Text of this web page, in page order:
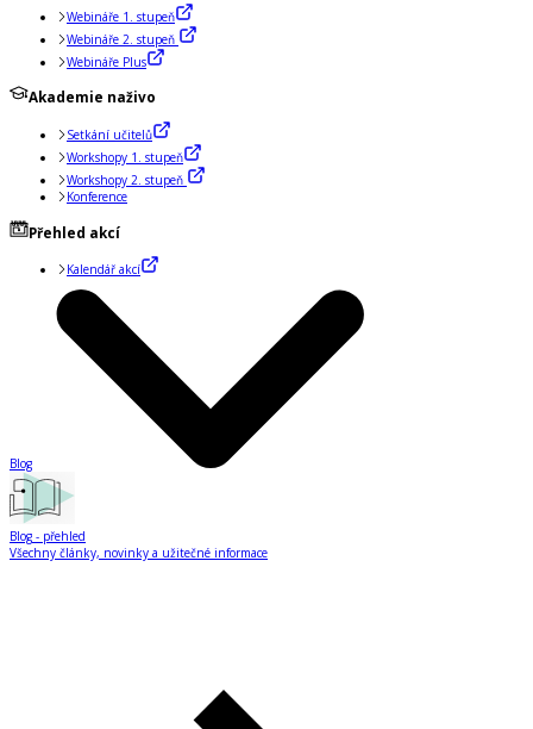
Webináře 1. stupeň
Webináře 2. stupeň
Webináře Plus
Akademie naživo
Setkání učitelů
Workshopy 1. stupeň
Workshopy 2. stupeň
Konference
Přehled akcí
Kalendář akcí
Blog
Blog - přehled
Všechny články, novinky a užitečné informace